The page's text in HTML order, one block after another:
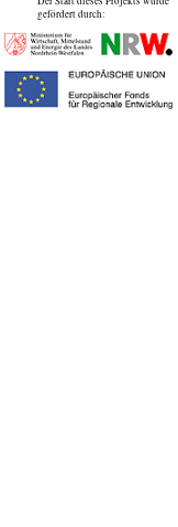
gefördert durch: